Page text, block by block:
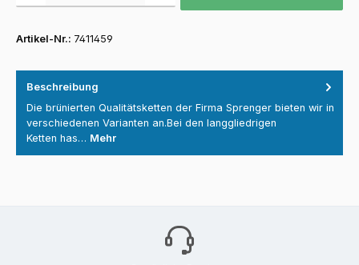
Artikel-Nr.: 7411459
Beschreibung
Die brünierten Qualitätsketten der Firma Sprenger bieten wir in
verschiedenen Varianten an.Bei den langgliedrigen
Ketten has… Mehr